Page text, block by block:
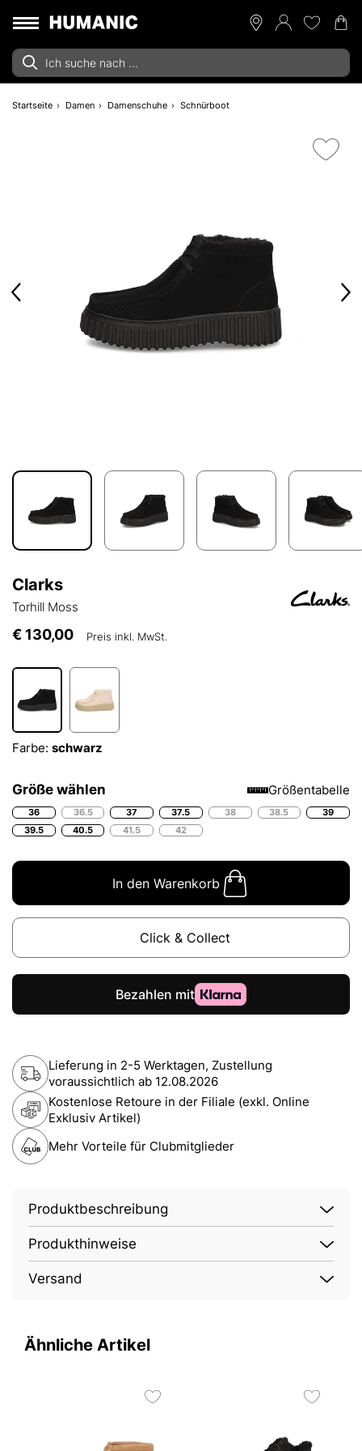
Startseite Damen Damenschuhe Schnürboot
Clarks
Torhill Moss
€ 130,00 Preis inkl. MwSt.
Farbe: schwarz
Größe wählen Größentabelle
36 36.5 37 37.5 38 38.5
39
39.5
40.5 41.5 42
In den Warenkorb
Click & Collect
Lieferung in 2-5 Werktagen, Zustellung
voraussichtlich ab 12.08.2026
Kostenlose Retoure in der Filiale (exkl. Online
Exklusiv Artikel)
Mehr Vorteile für Clubmitglieder
Produktbeschreibung
Produkthinweise
Versand
Ähnliche Artikel